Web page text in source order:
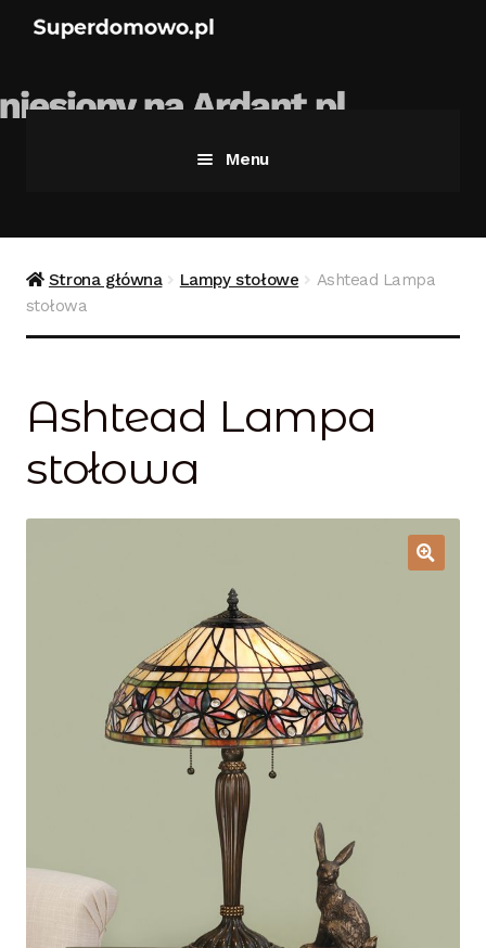
Menu
Bezpieczne zakupy
Odstąpienie od umowy
Polityka prywatności
Polityka rabatowa
Zamówienie
Strona główna Lampy stołowe
Ashtead Lampa
stołowa
Ashtead Lampa
stołowa